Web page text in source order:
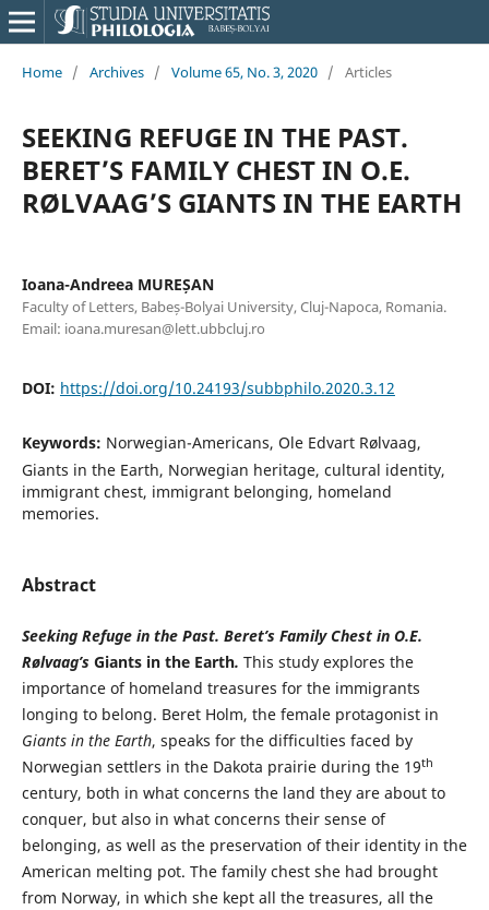
Home / Archives / Volume 65, No. 3, 2020 / Articles
SEEKING REFUGE IN THE PAST.
BERET’S FAMILY CHEST IN O.E.
RØLVAAG’S GIANTS IN THE EARTH
Ioana-Andreea MUREȘAN
Faculty of Letters, Babeș-Bolyai University, Cluj-Napoca, Romania.
Email: ioana.muresan@lett.ubbcluj.ro
DOI: https://doi.org/10.24193/subbphilo.2020.3.12
Keywords: Norwegian-Americans, Ole Edvart Rølvaag,
Giants in the Earth, Norwegian heritage, cultural identity,
immigrant chest, immigrant belonging, homeland
memories.
Abstract
Seeking Refuge in the Past. Beret’s Family Chest in O.E.
Rølvaag’s Giants in the Earth. This study explores the
importance of homeland treasures for the immigrants
longing to belong. Beret Holm, the female protagonist in
Giants in the Earth, speaks for the difficulties faced by
Norwegian settlers in the Dakota prairie during the 19th
century, both in what concerns the land they are about to
conquer, but also in what concerns their sense of
belonging, as well as the preservation of their identity in the
American melting pot. The family chest she had brought
from Norway, in which she kept all the treasures, all the